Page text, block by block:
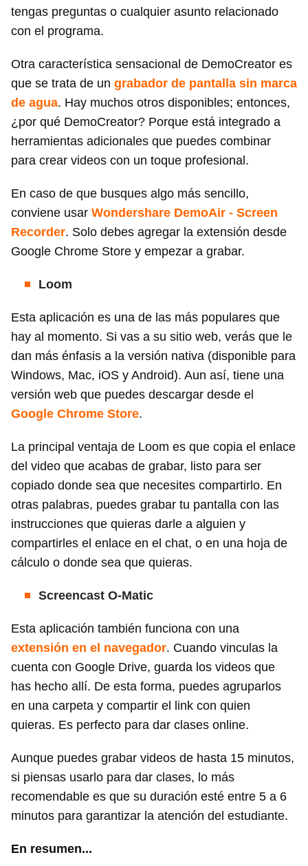
tengas preguntas o cualquier asunto relacionado
con el programa.
Otra característica sensacional de DemoCreator es
que se trata de un grabador de pantalla sin marca
de agua. Hay muchos otros disponibles; entonces,
¿por qué DemoCreator? Porque está integrado a
herramientas adicionales que puedes combinar
para crear videos con un toque profesional.
En caso de que busques algo más sencillo,
conviene usar Wondershare DemoAir - Screen
Recorder. Solo debes agregar la extensión desde
Google Chrome Store y empezar a grabar.
Loom
Esta aplicación es una de las más populares que
hay al momento. Si vas a su sitio web, verás que le
dan más énfasis a la versión nativa (disponible para
Windows, Mac, iOS y Android). Aun así, tiene una
versión web que puedes descargar desde el
Google Chrome Store.
La principal ventaja de Loom es que copia el enlace
del video que acabas de grabar, listo para ser
copiado donde sea que necesites compartirlo. En
otras palabras, puedes grabar tu pantalla con las
instrucciones que quieras darle a alguien y
compartirles el enlace en el chat, o en una hoja de
cálculo o donde sea que quieras.
Screencast O-Matic
Esta aplicación también funciona con una
extensión en el navegador. Cuando vinculas la
cuenta con Google Drive, guarda los videos que
has hecho allí. De esta forma, puedes agruparlos
en una carpeta y compartir el link con quien
quieras. Es perfecto para dar clases online.
Aunque puedes grabar videos de hasta 15 minutos,
si piensas usarlo para dar clases, lo más
recomendable es que su duración esté entre 5 a 6
minutos para garantizar la atención del estudiante.
En resumen...